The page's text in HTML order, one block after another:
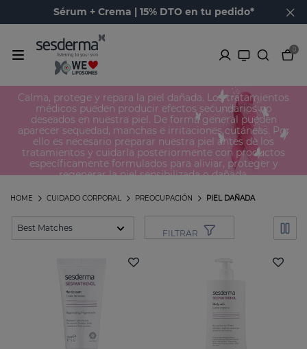
Sérum + Crema | 15% DTO en tu pedido*
0
Calma, protege y repara la piel dañada. Los tratamientos
médicos pueden producir efectos secundarios no
deseados en nuestra piel. De forma general pueden
aparecer sequedad, manchas e irritaciones cutáneas. Por
ello es necesario preparar nuestra piel antes de los
tratamientos y cuidarla posteriormente con productos
específicamente formulados para aliviar, proteger y
regenerar la piel sensibilizada o dañada.
PIEL DAÑADA
PREOCUPACIÓN
CUIDADO CORPORAL
HOME
FILTRAR